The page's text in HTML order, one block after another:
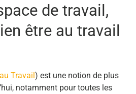
de travail,
être au travail
Travail) est une notion de plus
notamment pour toutes les